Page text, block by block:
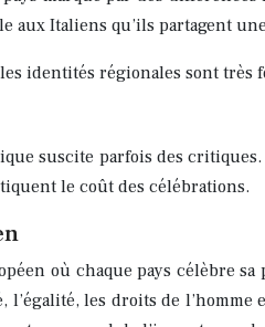
aux Italiens qu’ils partagent
identités régionales sont très
suscite parfois des
le coût des célébrations.
où chaque pays célèbre
les droits de